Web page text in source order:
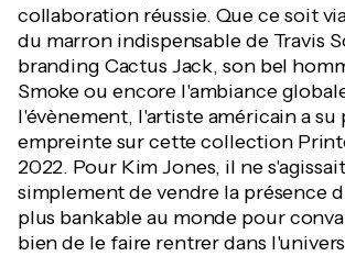
collaboration réussie. Que ce soit
du marron indispensable de Travis
branding Cactus Jack, son bel
Smoke ou encore l'ambiance
l'évènement, l'artiste américain a su
empreinte sur cette collection
2022. Pour Kim Jones, il ne
simplement de vendre la présence
plus bankable au monde pour
bien de le faire rentrer dans